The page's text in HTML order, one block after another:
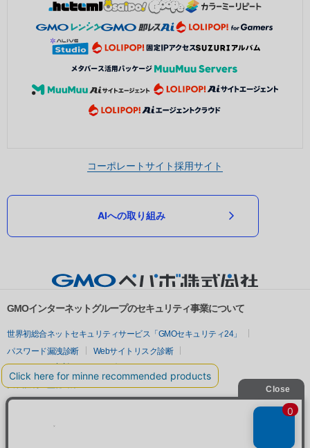
コーポレートサイト採用サイト
AIへの取り組み
GMOインターネットグループのセキュリティ事業について
世界初総合ネットセキュリティサービス「GMOセキュリティ24」
パスワード漏洩診断
Webサイトリスク診断
セキュリティ相談AIチャットボット
実在証明・盗聴対策
サイバー攻撃対策（GMOサイバーセキュリティ byイエラエ）